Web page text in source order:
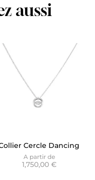
aussi
Cercle Dancing
Stone - Only Diamond
A partir de
1,750,00 €